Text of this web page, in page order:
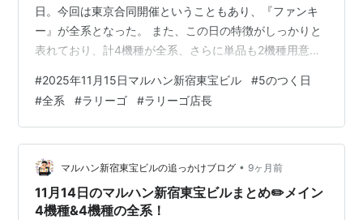
日。今回は東京合同開催ということもあり、『ファンキ
ー』が全系となった。 また、この日の特徴がしっかりと
表れており、計4機種が全系、さらに単品も2機種用意さ
（※一台稼働停止） +30/32台 平均2,941枚 エヴァBT
+5/6台 平均2,567枚 エウレカ +3/3台 平均1,133枚 マン
キン +1/2台 平均5,150枚 ニューパルサー 差枚+1,000枚
十字架 差枚-2,800枚 そして前日のラリーゴポストがこち
ら。 こんばんは♪新宿東…
#2025年11月15日マルハン新宿東宝ビル #5のつく日
#全系 #ラリーゴ #ラリーゴ店長
マルハン新宿東宝ビルの追っかけブログ • 9ヶ月前
11月14日のマルハン新宿東宝ビルまとめ✏️メイン
4機種&4機種の全系！